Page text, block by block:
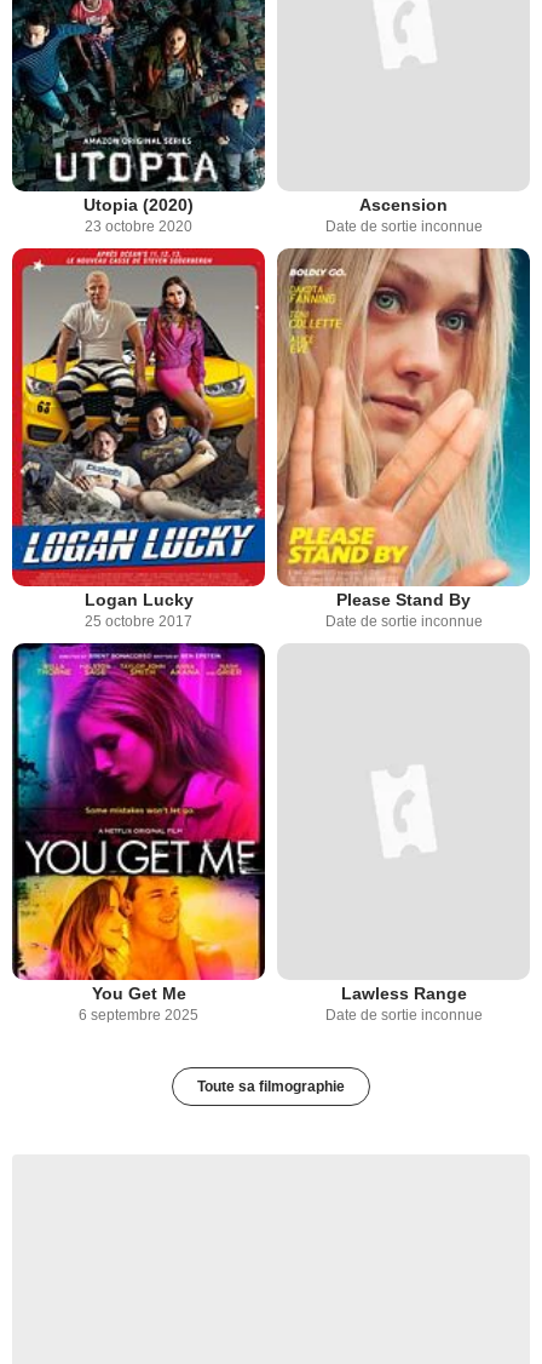
Utopia (2020)
23 octobre 2020
Ascension
Date de sortie inconnue
Logan Lucky
25 octobre 2017
Please Stand By
Date de sortie inconnue
You Get Me
6 septembre 2025
Lawless Range
Date de sortie inconnue
Toute sa filmographie